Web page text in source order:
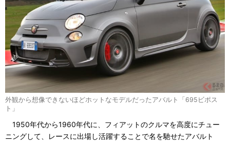
外観から想像できないほどホットなモデルだったアバルト「695ビポス
ト」
1950年代から1960年代に、フィアットのクルマを高度にチュー
ニングして、レースに出場し活躍することで名を馳せたアバルト